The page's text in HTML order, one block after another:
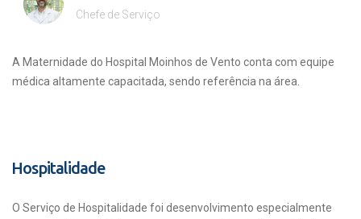
Chefe de Serviço
A Maternidade do Hospital Moinhos de Vento conta com equipe
médica altamente capacitada, sendo referência na área.
Hospitalidade
O Serviço de Hospitalidade foi desenvolvimento especialmente